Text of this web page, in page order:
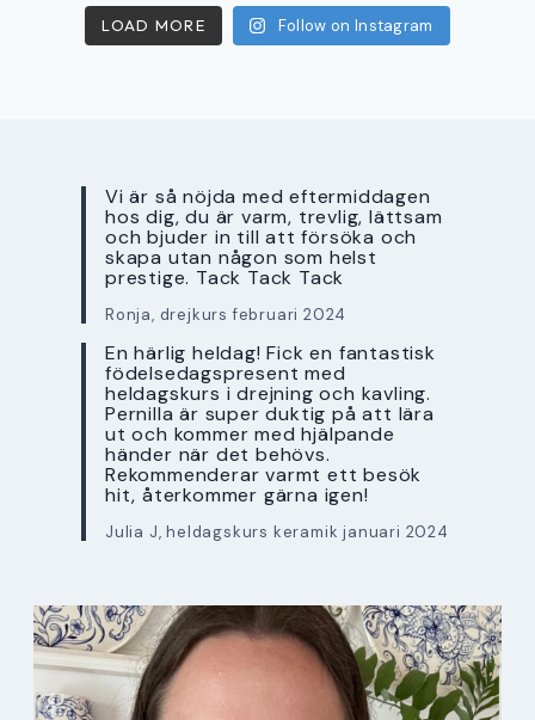
LOAD MORE Follow on Instagram
Vi är så nöjda med eftermiddagen
hos dig, du är varm, trevlig, lättsam
och bjuder in till att försöka och
skapa utan någon som helst
prestige. Tack Tack Tack
Ronja, drejkurs februari 2024
En härlig heldag! Fick en fantastisk
födelsedagspresent med
heldagskurs i drejning och kavling.
Pernilla är super duktig på att lära
ut och kommer med hjälpande
händer när det behövs.
Rekommenderar varmt ett besök
hit, återkommer gärna igen!
Julia J, heldagskurs keramik januari 2024